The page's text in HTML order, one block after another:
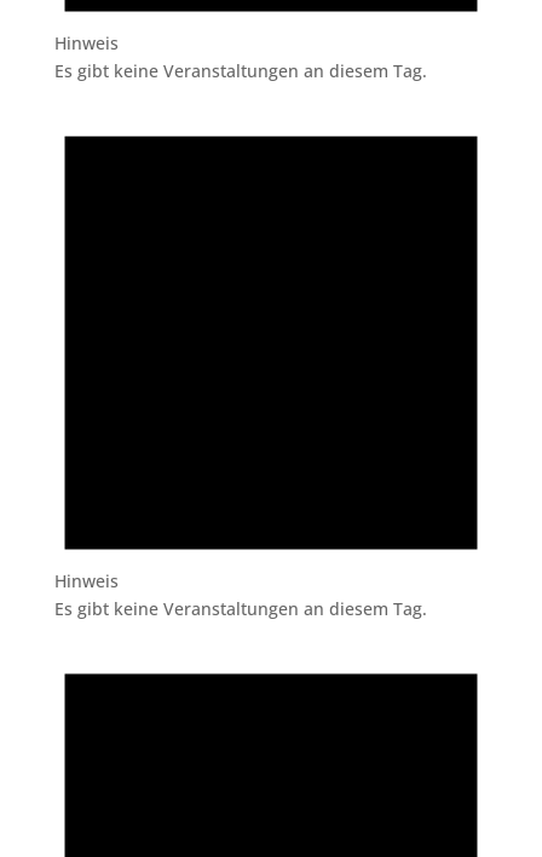
Hinweis
Es gibt keine Veranstaltungen an diesem Tag.
Hinweis
Es gibt keine Veranstaltungen an diesem Tag.